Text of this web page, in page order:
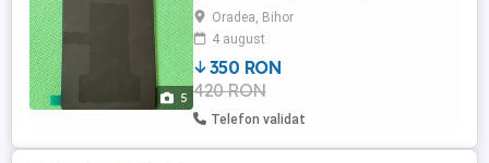
5
titanium black! Are sigilii pe geamul de
cameră! Pret fix 350 lei.
Oradea, Bihor
4 august
350 RON
420 RON
Telefon validat